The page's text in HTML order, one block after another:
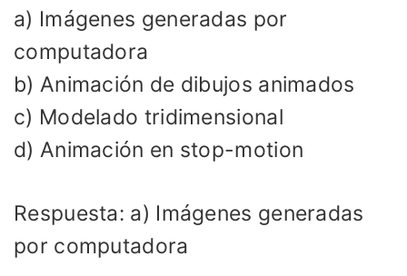
a) Imágenes generadas por
computadora
b) Animación de dibujos animados
c) Modelado tridimensional
d) Animación en stop-motion
Respuesta: a) Imágenes generadas
por computadora